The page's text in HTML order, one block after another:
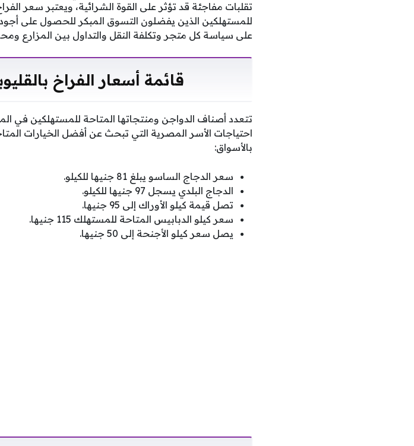
للمستهلكين الذين يفضلون التسوق المبكر للحصول على أجود
على سياسة كل متجر وتكلفة النقل والتداول بين المزارع
قائمة أسعار الفراخ بالقليوبية
تتعدد أصناف الدواجن ومنتجاتها المتاحة للمستهلكين في
احتياجات الأسر المصرية التي تبحث عن أفضل الخيارات
بالأسواق:
سعر الدجاج الساسو يبلغ 81 جنيها للكيلو.
الدجاج البلدي يسجل 97 جنيها للكيلو.
تصل قيمة كيلو الأوراك إلى 95 جنيها.
سعر كيلو الدبابيس المتاحة للمستهلك 115 جنيها.
يصل سعر كيلو الأجنحة إلى 50 جنيها.